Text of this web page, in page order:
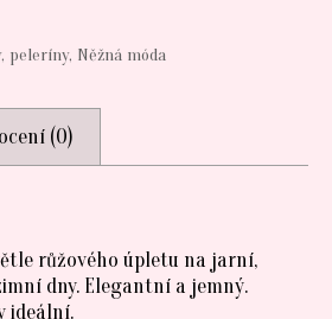
peleríny, Něžná móda
(0)
růžového úpletu na jarní,
dny. Elegantní a jemný.
ideální.